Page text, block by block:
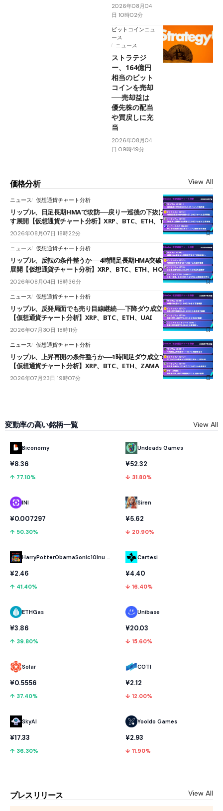
2026年08月04
日 10時02分
ビットコインニュ
ース
ニュース
ストラテジ
ー、164億円
相当のビット
コインを売却
──売却益は
優先株の配当
や買戻しに充
当
2026年08月04
日 09時49分
価格分析 View All
ニュース 仮想通貨チャート分析
リップル、日足長期HMAで攻防──戻り一巡後の下抜けで0.95ドルを試
す展開【仮想通貨チャート分析】XRP、BTC、ETH、TAKE
2026年08月07日 18時22分
ニュース 仮想通貨チャート分析
リップル、反転の条件整うか──4時間足長期HMA突破で雲下端を目指す
展開【仮想通貨チャート分析】XRP、BTC、ETH、HOME
2026年08月04日 18時36分
ニュース 仮想通貨チャート分析
リップル、反発局面でも売り目線継続──下降ダウ成立で下値追う展開
【仮想通貨チャート分析】XRP、BTC、ETH、UAI
2026年07月30日 18時11分
ニュース 仮想通貨チャート分析
リップル、上昇再開の条件整うか──1時間足ダウ成立で1.185ドルを狙う
【仮想通貨チャート分析】XRP、BTC、ETH、ZAMA
2026年07月23日 19時07分
変動率の高い銘柄一覧 View All
Biconomy
¥8.36
↑ 77.10%
INI
¥0.007297
↑ 50.30%
HarryPotterObamaSonic10Inu (ETH)
¥2.46
↑ 41.40%
ETHGas
¥3.86
↑ 39.80%
Solar
¥0.5556
↑ 37.40%
SkyAI
¥17.33
↑ 36.30%
Undeads Games
¥52.32
↓ 31.80%
Siren
¥5.62
↓ 20.90%
Cartesi
¥4.40
↓ 16.40%
Unibase
¥20.03
↓ 15.60%
COTI
¥2.12
↓ 12.00%
Yooldo Games
¥2.93
↓ 11.90%
プレスリリース View All